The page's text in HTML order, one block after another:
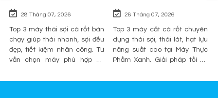
TRÊN THỊ TRƯỜNG
28 Tháng 07, 2026
Top 3 máy thái sợi cà rốt bán
chạy giúp thái nhanh, sợi đều
đẹp, tiết kiệm nhân công. Tư
vấn chọn máy phù hợp và
Phẩm Xanh.
LỰU
28 Tháng 07, 2026
Top 3 máy cắt cà rốt chuyên
dụng thái sợi, thái lát, hạt lựu
năng suất cao tại Máy Thực
Phẩm Xanh. Giải pháp tối ưu
nghiệp.